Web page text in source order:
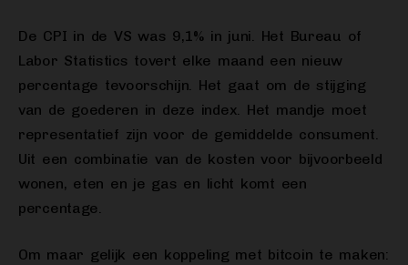
De CPI in de VS was 9,1% in juni. Het Bureau of
Labor Statistics tovert elke maand een nieuw
percentage tevoorschijn. Het gaat om de stijging
van de goederen in deze index. Het mandje moet
representatief zijn voor de gemiddelde consument.
Uit een combinatie van de kosten voor bijvoorbeeld
wonen, eten en je gas en licht komt een
percentage.
Om maar gelijk een koppeling met bitcoin te maken: